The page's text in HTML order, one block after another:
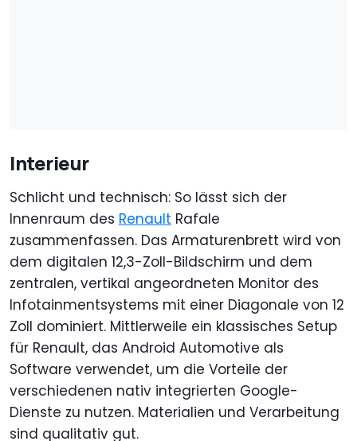
Interieur
Schlicht und technisch: So lässt sich der
Innenraum des Renault Rafale
zusammenfassen. Das Armaturenbrett wird von
dem digitalen 12,3-Zoll-Bildschirm und dem
zentralen, vertikal angeordneten Monitor des
Infotainmentsystems mit einer Diagonale von 12
Zoll dominiert. Mittlerweile ein klassisches Setup
für Renault, das Android Automotive als
Software verwendet, um die Vorteile der
verschiedenen nativ integrierten Google-
Dienste zu nutzen. Materialien und Verarbeitung
sind qualitativ gut.